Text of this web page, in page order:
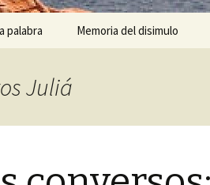
palabra Memoria del disimulo
Juliá